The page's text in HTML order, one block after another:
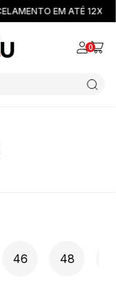
EM ATÉ 12X
0
46 48